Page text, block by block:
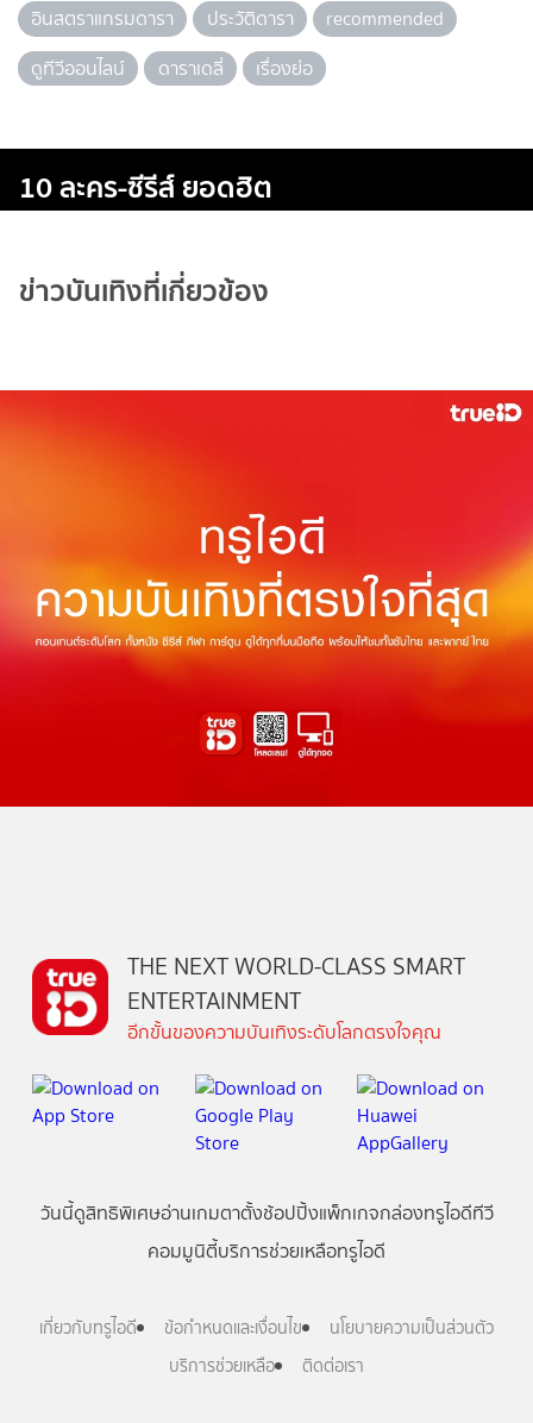
อินสตราแกรมดารา
ประวัติดารา
recommended
ดูทีวีออนไลน์
ดาราเดลี่ เรื่องย่อ
10 ละคร-ซีรีส์ ยอดฮิต
ข่าวบันเทิงที่เกี่ยวข้อง
THE NEXT WORLD-CLASS SMART
ENTERTAINMENT
อีกขั้นของความบันเทิงระดับโลกตรงใจคุณ
วันนี้ดูสิทธิพิเศษอ่านเกมตาตั้งช้อปปิ้งแพ็กเกจกล่องทรูไอดีทีวี
คอมมูนิตี้บริการช่วยเหลือทรูไอดี
เกี่ยวกับทรูไอดี ข้อกำหนดและเงื่อนไข
นโยบายความเป็นส่วนตัว
บริการช่วยเหลือ
ติดต่อเรา